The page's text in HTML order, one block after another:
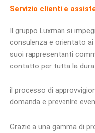
Servizio clienti e
Il gruppo Luxman si
consulenza e orientato ai
suoi rappresentanti
contatto per tutta la
il processo di
domanda e prevenire
Grazie a una gamma di